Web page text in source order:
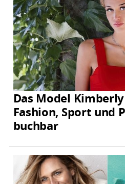
Das Model
Fashion, Sport und
buchbar